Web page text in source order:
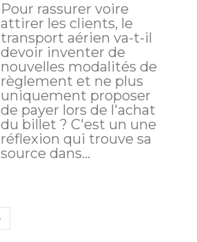
Pour rassurer voire
attirer les clients, le
transport aérien va-t-il
devoir inventer de
nouvelles modalités de
règlement et ne plus
uniquement proposer
de payer lors de l'achat
du billet ? C'est un une
réflexion qui trouve sa
source dans...